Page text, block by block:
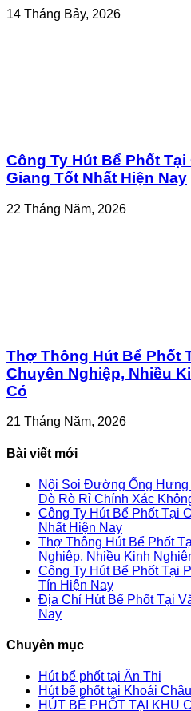
14 Tháng Bảy, 2026
Công Ty Hút Bể Phốt Tại
Giang Tốt Nhất Hiện Nay
22 Tháng Năm, 2026
Thợ Thông Hút Bể Phốt
Chuyên Nghiệp, Nhiều
Có
21 Tháng Năm, 2026
Bài viết mới
Nội Soi Đường Ống Hưng
Dò Rò Rỉ Chính Xác
Công Ty Hút Bể Phốt Tại
Nhất Hiện Nay
Thợ Thông Hút Bể Phốt
Nghiệp, Nhiều Kinh
Công Ty Hút Bể Phốt Tại
Tín Hiện Nay
Địa Chỉ Hút Bể Phốt Tại
Nay
Chuyên mục
Hút bể phốt tại Ân Thi
Hút bể phốt tại Khoái Châu
HÚT BỂ PHỐT TẠI KHU